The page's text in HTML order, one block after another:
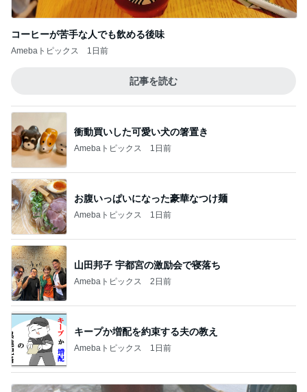
コーヒーが苦手な人でも飲める後味
Amebaトピックス 1日前
記事を読む
衝動買いした可愛い犬の箸置き
Amebaトピックス 1日前
お腹いっぱいになった豪華なつけ麺
Amebaトピックス 1日前
山田邦子 宇都宮の激励会で寝落ち
Amebaトピックス 2日前
キープか増配を約束する夫の教え
Amebaトピックス 1日前